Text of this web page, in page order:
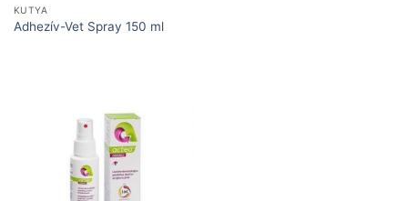
KUTYA
Adhezív-Vet Spray 150 ml